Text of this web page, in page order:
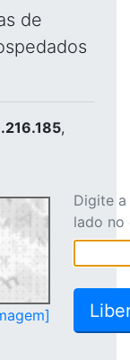
de
,
Digite
lado no